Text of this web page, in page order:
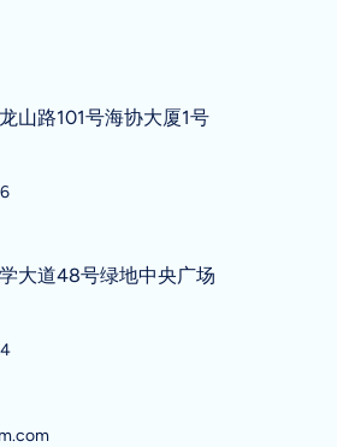
山路101号海协大厦1号
大道48号绿地中央广场